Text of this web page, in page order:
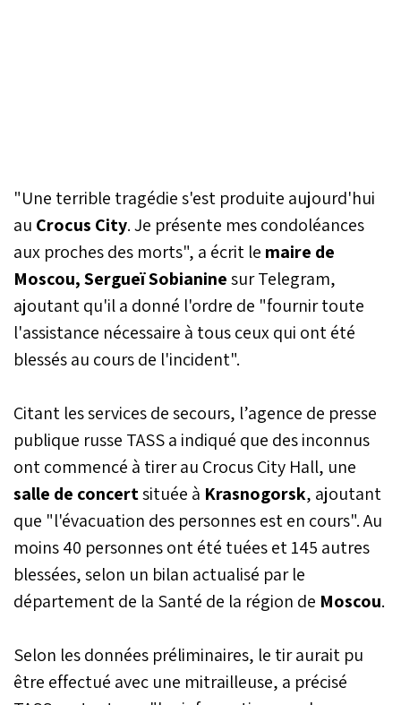
"Une terrible tragédie s'est produite aujourd'hui
au Crocus City. Je présente mes condoléances
aux proches des morts", a écrit le maire de
Moscou, Sergueï Sobianinesur Telegram,
ajoutant qu'il a donné l'ordre de "fournir toute
l'assistance nécessaire à tous ceux qui ont été
blessés au cours de l'incident".
Citant les services de secours, l’agence de presse
publique russe TASS a indiqué que des inconnus
ont commencé à tirer au Crocus City Hall, une
salle de concertsituée à Krasnogorsk, ajoutant
que "l'évacuation des personnes est en cours". Au
moins 40 personnes ont été tuées et 145 autres
blessées, selon un bilan actualisé par le
département de la Santé de la région de Moscou.
Selon les données préliminaires, le tir aurait pu
être effectué avec une mitrailleuse, a précisé